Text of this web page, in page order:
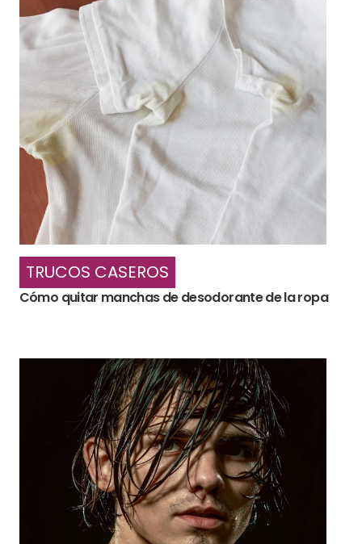
TRUCOS CASEROS
Cómo quitar manchas de desodorante de la ropa